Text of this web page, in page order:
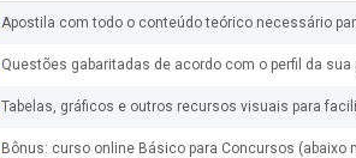
Apostila com todo o conteúdo teórico necessário
Questões gabaritadas de acordo com o perfil da sua
Tabelas, gráficos e outros recursos visuais para
Bônus: curso online Básico para Concursos (abaixo